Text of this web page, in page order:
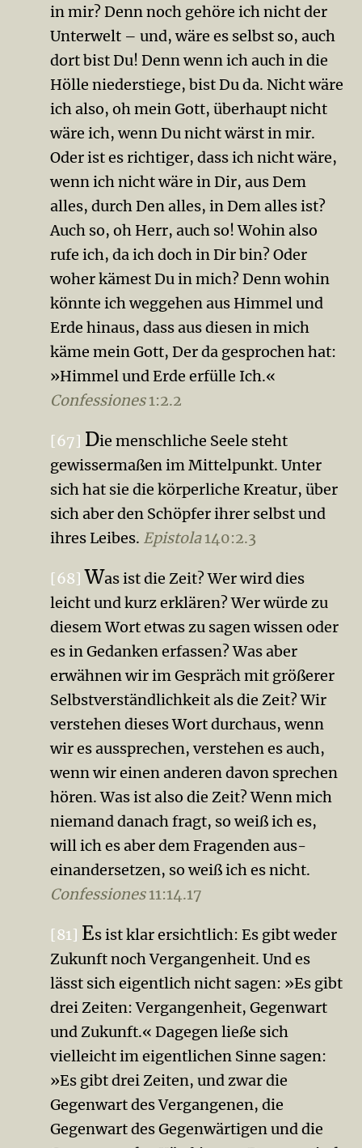
in mir? Denn noch gehöre ich nicht der
Unterwelt – und, wäre es selbst so, auch
dort bist Du! Denn wenn ich auch in die
Hölle niederstiege, bist Du da. Nicht wäre
ich also, oh mein Gott, überhaupt nicht
wäre ich, wenn Du nicht wärst in mir.
Oder ist es richtiger, dass ich nicht wäre,
wenn ich nicht wäre in Dir, aus Dem
alles, durch Den alles, in Dem alles ist?
Auch so, oh Herr, auch so! Wohin also
rufe ich, da ich doch in Dir bin? Oder
woher kämest Du in mich? Denn wohin
könnte ich weg­gehen aus Himmel und
Erde hinaus, dass aus diesen in mich
käme mein Gott, Der da gesprochen hat:
»Himmel und Erde erfülle Ich.«
Confessiones1:2.2
[67] Die menschliche Seele steht
gewissermaßen im Mittel­punkt. Unter
sich hat sie die körperliche Kreatur, über
sich aber den Schöpfer ihrer selbst und
ihres Leibes. Epistola140:2.3
[68] Was ist die Zeit? Wer wird dies
leicht und kurz erklären? Wer würde zu
diesem Wort etwas zu sagen wissen oder
es in Gedanken erfassen? Was aber
erwähnen wir im Ge­spräch mit größerer
Selbstverständlichkeit als die Zeit? Wir
verstehen dieses Wort durchaus, wenn
wir es aussprechen, verstehen es auch,
wenn wir einen anderen davon sprechen
hören. Was ist also die Zeit? Wenn mich
niemand danach fragt, so weiß ich es,
will ich es aber dem Fragenden aus­
einandersetzen, so weiß ich es nicht.
Confessiones11:14.17
[81] Es ist klar ersichtlich: Es gibt weder
Zukunft noch Vergan­gen­heit. Und es
lässt sich eigentlich nicht sagen: »Es gibt
drei Zeiten: Vergangenheit, Gegenwart
und Zukunft.« Dagegen ließe sich
vielleicht im eigentlichen Sinne sagen:
»Es gibt drei Zeiten, und zwar die
Gegenwart des Vergan­ge­nen, die
Gegenwart des Gegenwärtigen und die